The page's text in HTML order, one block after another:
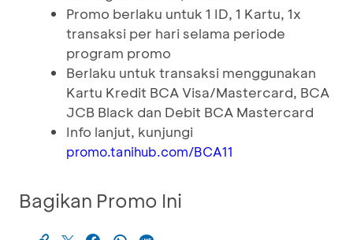
Promo berlaku untuk 1 ID, 1 Kartu, 1x
transaksi per hari selama periode
program promo
Berlaku untuk transaksi menggunakan
Kartu Kredit BCA Visa/Mastercard, BCA
JCB Black dan Debit BCA Mastercard
Info lanjut, kunjungi
promo.tanihub.com/BCA11
Bagikan Promo Ini